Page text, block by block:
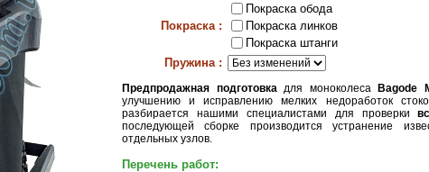
Покраска :
Покраска обода
Покраска линков
Покраска штанги
Пружина :
Предпродажная подготовкадля моноколеса Bagode
улучшению и исправлению мелких недоработок
разбирается нашими специалистами для проверки
последующей сборке производится устранение
отдельных узлов.
Перечень работ: